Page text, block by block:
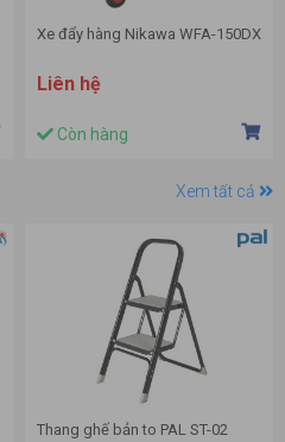
Xe đẩy hàng Nikawa WFA-150DX
Liên hệ
Còn hàng
Xem tất cả
Thang ghế bản to PAL ST-02